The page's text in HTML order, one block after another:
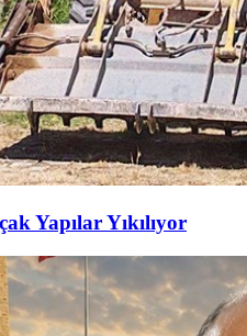
Yapılar Yıkılıyor